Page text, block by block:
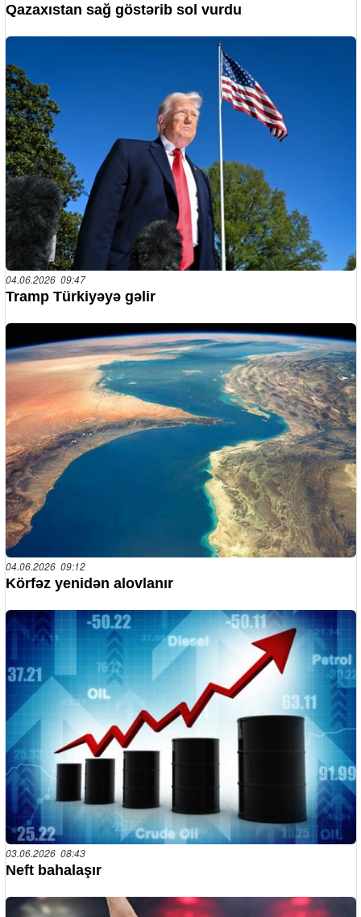
Qazaxıstan sağ göstərib sol vurdu
04.06.2026 09:47
Tramp Türkiyəyə gəlir
04.06.2026 09:12
Körfəz yenidən alovlanır
03.06.2026 08:43
Neft bahalaşır